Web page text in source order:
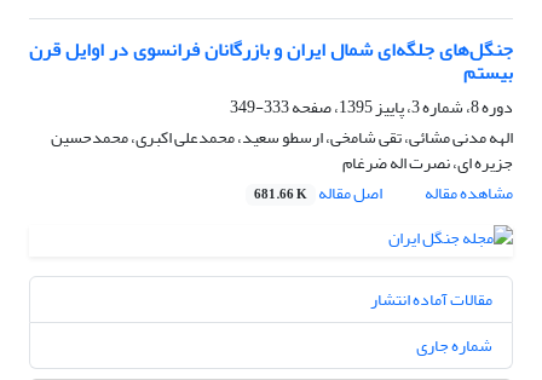
جنگل‌های جلگه‌ای شمال ایران و بازرگانان فرانسوی در اوایل قرن
بیستم
دوره 8، شماره 3، پاییز 1395، صفحه
333-349
الهه مدنی مشائی، تقی شامخی، ارسطو سعید، محمدعلی اکبری، محمدحسین
جزیره ای، نصرت اله ضرغام
مشاهده مقاله
اصل مقاله 681.66 K
مقالات آماده انتشار
شماره جاری